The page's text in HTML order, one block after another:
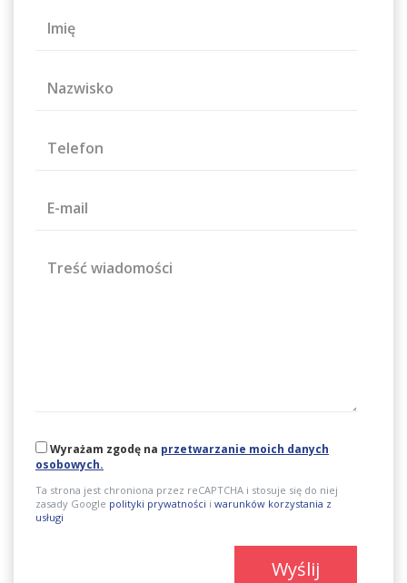
Imię
Nazwisko
Telefon
E-mail
Treść wiadomości
Wyrażam zgodę na przetwarzanie moich danych
osobowych.
Ta strona jest chroniona przez reCAPTCHA i stosuje się do niej
zasady Google polityki prywatności i warunków korzystania z
usługi
Wyślij